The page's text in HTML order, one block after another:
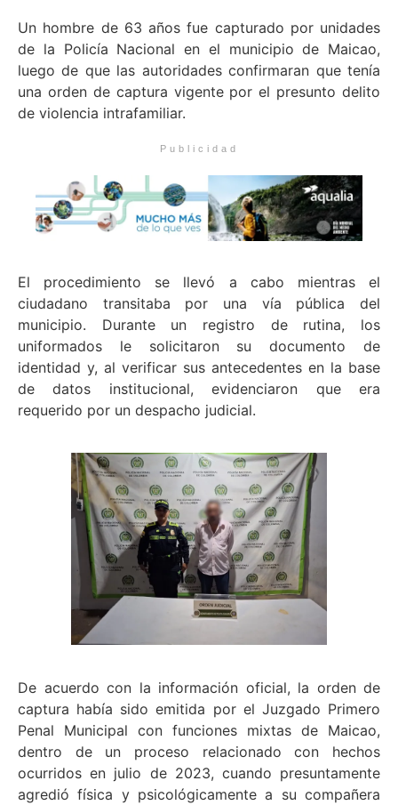
Un hombre de 63 años fue capturado por unidades
de la Policía Nacional en el municipio de Maicao,
luego de que las autoridades confirmaran que tenía
una orden de captura vigente por el presunto delito
de violencia intrafamiliar.
Publicidad
El procedimiento se llevó a cabo mientras el
ciudadano transitaba por una vía pública del
municipio. Durante un registro de rutina, los
uniformados le solicitaron su documento de
identidad y, al verificar sus antecedentes en la base
de datos institucional, evidenciaron que era
requerido por un despacho judicial.
De acuerdo con la información oficial, la orden de
captura había sido emitida por el Juzgado Primero
Penal Municipal con funciones mixtas de Maicao,
dentro de un proceso relacionado con hechos
ocurridos en julio de 2023, cuando presuntamente
agredió física y psicológicamente a su compañera